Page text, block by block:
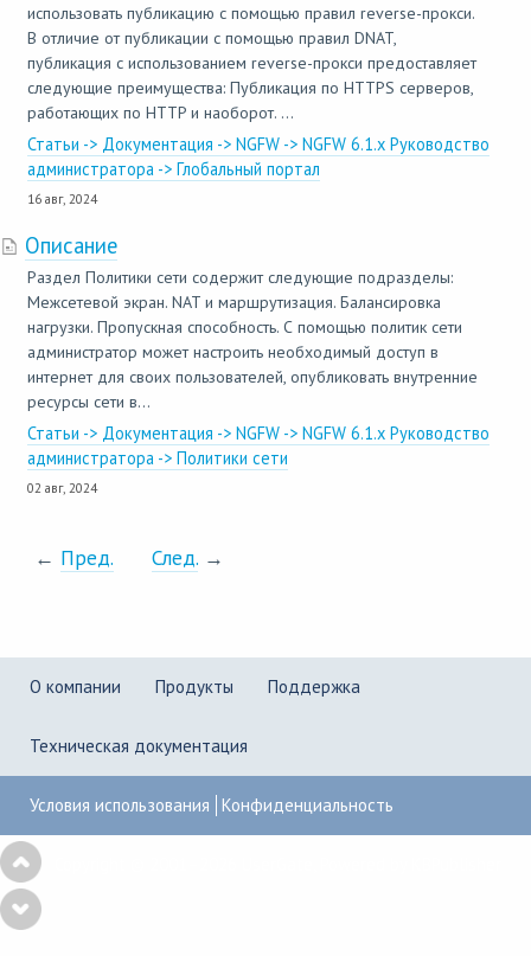
использовать публикацию с помощью правил reverse-прокси.
В отличие от публикации с помощью правил DNAT,
публикация с использованием reverse-прокси предоставляет
следующие преимущества: Публикация по HTTPS серверов,
работающих по HTTP и наоборот. ...
Статьи -> Документация -> NGFW -> NGFW 6.1.x Руководство
администратора -> Глобальный портал
16 авг, 2024
Описание
Раздел Политики сети содержит следующие подразделы:
Межсетевой экран. NAT и маршрутизация. Балансировка
нагрузки. Пропускная способность. С помощью политик сети
администратор может настроить необходимый доступ в
интернет для своих пользователей, опубликовать внутренние
ресурсы сети в...
Статьи -> Документация -> NGFW -> NGFW 6.1.x Руководство
администратора -> Политики сети
02 авг, 2024
← Пред. След. →
О компании Продукты Поддержка
Техническая документация
Условия использования Конфиденциальность
4
results